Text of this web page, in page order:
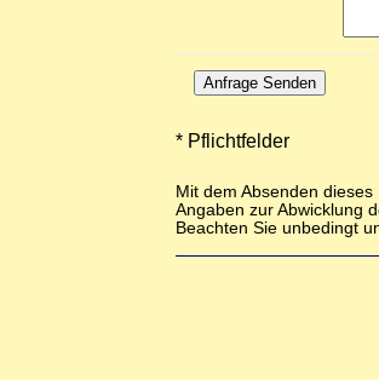
Anfrage Senden
* Pflichtfelder
Mit dem Absenden
Angaben zur Abwicklung
Beachten Sie unbedingt